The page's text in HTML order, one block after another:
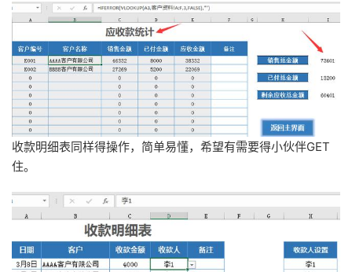
收款明细表同样得操作，简单易懂，希望有需要得小伙伴GET
住。